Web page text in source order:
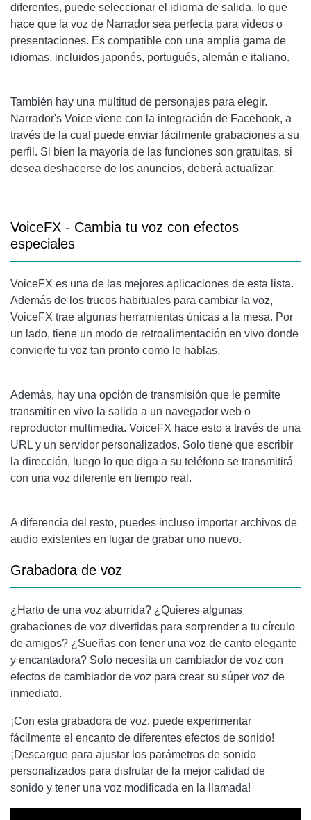
diferentes, puede seleccionar el idioma de salida, lo que
hace que la voz de Narrador sea perfecta para videos o
presentaciones. Es compatible con una amplia gama de
idiomas, incluidos japonés, portugués, alemán e italiano.
También hay una multitud de personajes para elegir.
Narrador's Voice viene con la integración de Facebook, a
través de la cual puede enviar fácilmente grabaciones a su
perfil. Si bien la mayoría de las funciones son gratuitas, si
desea deshacerse de los anuncios, deberá actualizar.
VoiceFX - Cambia tu voz con efectos
especiales
VoiceFX es una de las mejores aplicaciones de esta lista.
Además de los trucos habituales para cambiar la voz,
VoiceFX trae algunas herramientas únicas a la mesa. Por
un lado, tiene un modo de retroalimentación en vivo donde
convierte tu voz tan pronto como le hablas.
Además, hay una opción de transmisión que le permite
transmitir en vivo la salida a un navegador web o
reproductor multimedia. VoiceFX hace esto a través de una
URL y un servidor personalizados. Solo tiene que escribir
la dirección, luego lo que diga a su teléfono se transmitirá
con una voz diferente en tiempo real.
A diferencia del resto, puedes incluso importar archivos de
audio existentes en lugar de grabar uno nuevo.
Grabadora de voz
¿Harto de una voz aburrida? ¿Quieres algunas
grabaciones de voz divertidas para sorprender a tu círculo
de amigos? ¿Sueñas con tener una voz de canto elegante
y encantadora? Solo necesita un cambiador de voz con
efectos de cambiador de voz para crear su súper voz de
inmediato.
¡Con esta grabadora de voz, puede experimentar
fácilmente el encanto de diferentes efectos de sonido!
¡Descargue para ajustar los parámetros de sonido
personalizados para disfrutar de la mejor calidad de
sonido y tener una voz modificada en la llamada!